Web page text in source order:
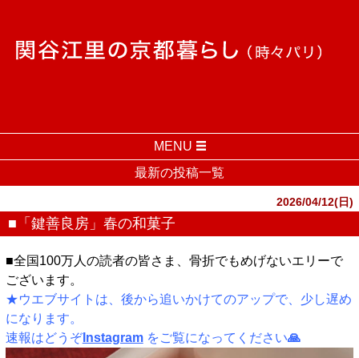
MENU
最新の投稿一覧
2026/04/12(日)
■「鍵善良房」春の和菓子
■全国100万人の読者の皆さま、骨折でもめげないエリーで
ございます。
★ウエブサイトは、後から追いかけてのアップで、少し遅め
になります。
速報はどうぞInstagramをご覧になってください🙏